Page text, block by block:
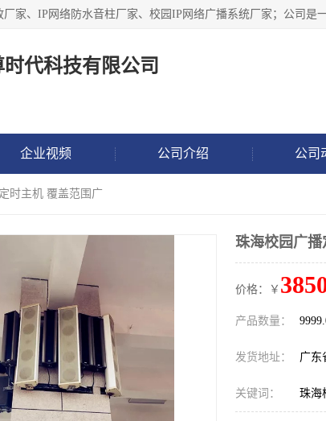
代科技有限公司
企业视频 公司介绍 公司
时主机 覆盖范围广
珠海校园广
价格：￥
产品数量：
发货地址： 广东
关键词： 珠海